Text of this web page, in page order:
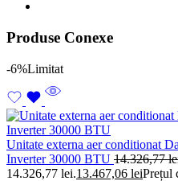
Produse Conexe
-6%Limitat
Unitate externa aer conditionat
Inverter 30000 BTU 14.326,77
14.326,77 lei.13.467,06 leiPrețul